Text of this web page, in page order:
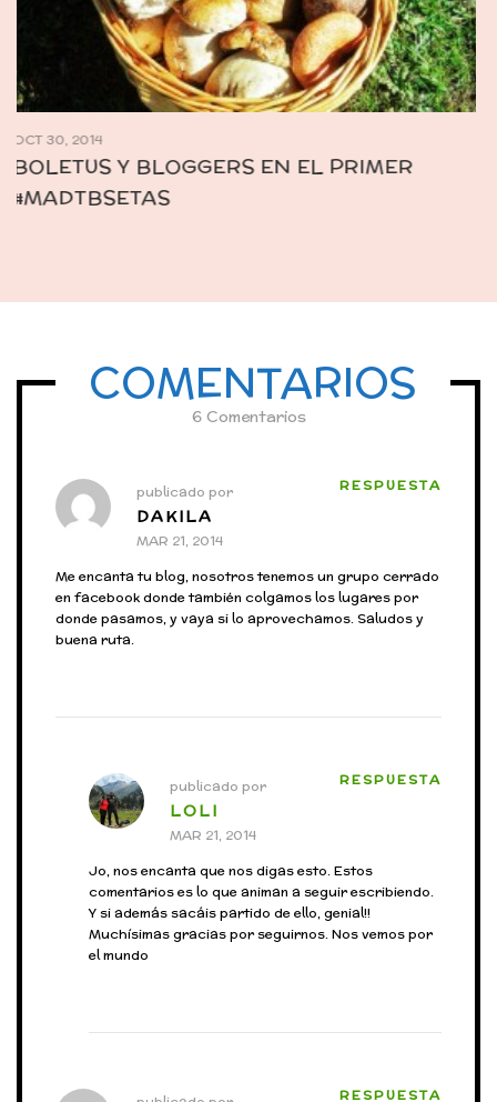
COMENTARIOS
6 Comentarios
publicado por
DAKILA
MAR 21, 2014
RESPUESTA
Me encanta tu blog, nosotros tenemos un grupo cerrado
en facebook donde también colgamos los lugares por
donde pasamos, y vaya si lo aprovechamos. Saludos y
buena ruta.
publicado por
LOLI
MAR 21, 2014
RESPUESTA
Jo, nos encanta que nos digas esto. Estos
comentarios es lo que animan a seguir escribiendo.
Y si además sacáis partido de ello, genial!!
Muchísimas gracias por seguirnos. Nos vemos por
el mundo
RESPUESTA